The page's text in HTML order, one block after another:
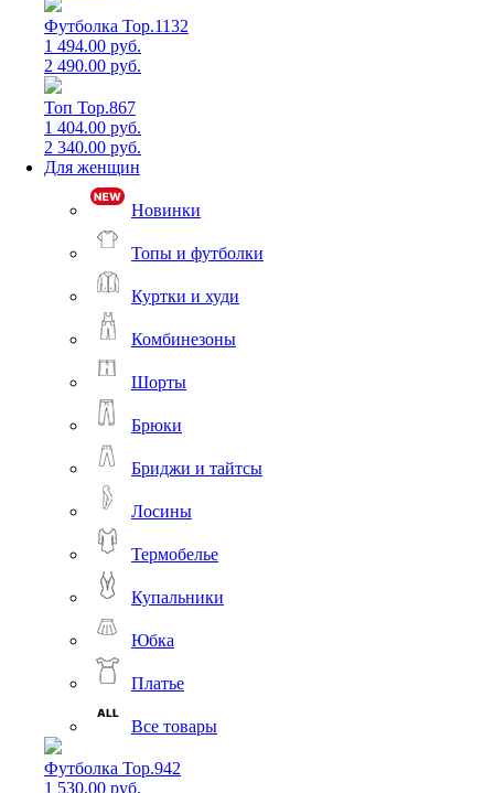
Футболка Top.1132
1 494.00 руб.
2 490.00 руб.
Топ Top.867
1 404.00 руб.
2 340.00 руб.
Для женщин
Новинки
Топы и футболки
Куртки и худи
Комбинезоны
Шорты
Брюки
Бриджи и тайтсы
Лосины
Термобелье
Купальники
Юбка
Платье
Все товары
Футболка Top.942
1 530.00 руб.